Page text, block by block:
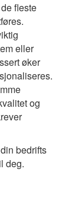
fleste
eller
øker
og
bedrifts
deg.